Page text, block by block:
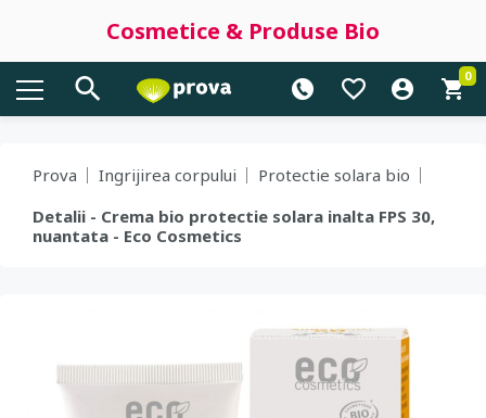
Cosmetice & Produse Bio
0
Prova Ingrijirea corpului
Protectie solara bio
Detalii - Crema bio protectie solara inalta FPS 30,
nuantata - Eco Cosmetics